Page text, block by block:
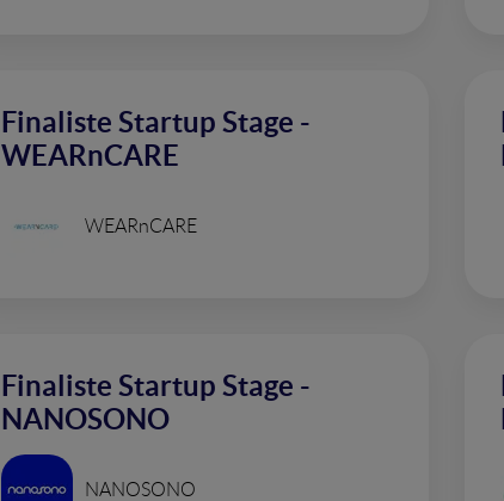
Finaliste Startup Stage -
WEARnCARE
WEARnCARE
Finaliste Startup Stage -
NANOSONO
NANOSONO